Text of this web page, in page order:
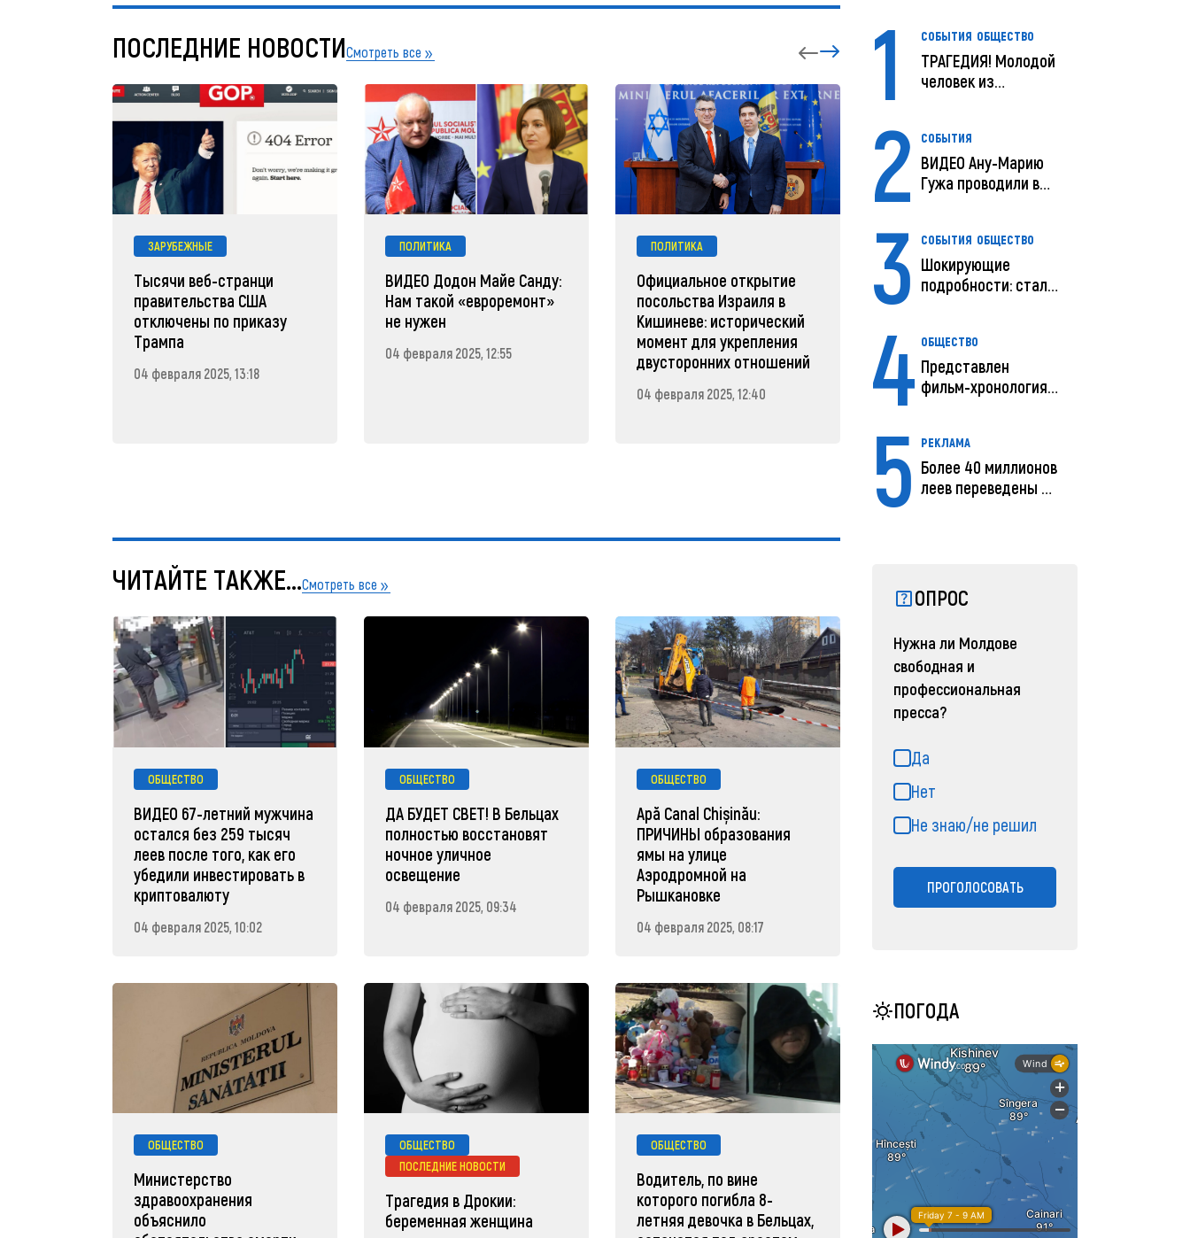
ПОСЛЕДНИЕ НОВОСТИСмотреть все
ЗАРУБЕЖНЫЕ
Тысячи веб-странци
правительства США
отключены по приказу
Трампа
04 февраля 2025, 13:18
ПОЛИТИКА
ВИДЕО Додон Майе Санду:
Нам такой «евроремонт»
не нужен
04 февраля 2025, 12:55
ПОЛИТИКА
Официальное открытие
посольства Израиля в
Кишиневе: исторический
момент для укрепления
двусторонних отношений
04 февраля 2025, 12:40
ЗАРУБЕЖНЫЕ
Зеленский объявляет о
радикальной
04 февраля 2025, 11:49
ЧИТАЙТЕ ТАКЖЕ...Смотреть все
ОБЩЕСТВО
ВИДЕО 67-летний мужчина
остался без 259 тысяч
леев после того, как его
убедили инвестировать в
криптовалюту
04 февраля 2025, 10:02
ОБЩЕСТВО
ДА БУДЕТ СВЕТ! В Бельцах
полностью восстановят
ночное уличное
освещение
04 февраля 2025, 09:34
ОБЩЕСТВО
Apă Canal Chișinău:
ПРИЧИНЫ образования
ямы на улице
Аэродромной на
Рышкановке
04 февраля 2025, 08:17
ОБЩЕСТВО
Министерство
здравоохранения
объяснило
ОБЩЕСТВО
ПОСЛЕДНИЕ НОВОСТИ
Трагедия в Дрокии:
беременная женщина
ОБЩЕСТВО
Водитель, по вине
которого погибла 8-
летняя девочка в Бельцах,
1 СОБЫТИЯ ОБЩЕСТВО
ТРАГЕДИЯ! Молодой
человек из
2 СОБЫТИЯ
ВИДЕО Ану-Марию
Гужа проводили в
3 СОБЫТИЯ ОБЩЕСТВО
Шокирующие
подробности: стали
4 ОБЩЕСТВО
Представлен
фильм-хронология
5 РЕКЛАМА
Более 40 миллионов
леев переведены с
ОПРОС
Нужна ли Молдове
свободная и
профессиональная
пресса?
Да
Нет
Не знаю/не решил
ПРОГОЛОСОВАТЬ
ПОГОДА